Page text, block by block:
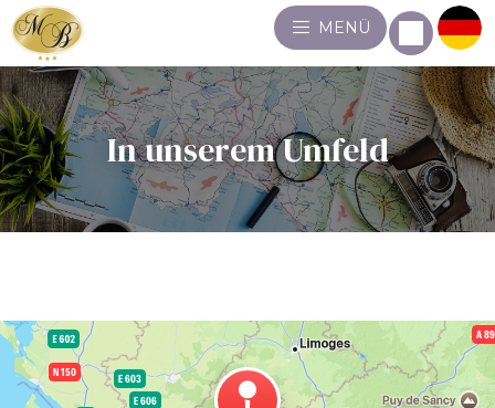
MENÜ
In unserem Umfeld